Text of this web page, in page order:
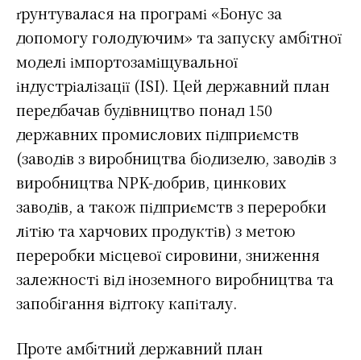
ґрунтувалася на програмі «Бонус за
допомогу голодуючим» та запуску амбітної
моделі імпортозаміщувальної
індустріалізації (ISI). Цей державний план
передбачав будівництво понад 150
державних промислових підприємств
(заводів з виробництва біодизелю, заводів з
виробництва NPK-добрив, цинкових
заводів, а також підприємств з переробки
літію та харчових продуктів) з метою
переробки місцевої сировини, зниження
залежності від іноземного виробництва та
запобігання відтоку капіталу.
Проте амбітний державний план